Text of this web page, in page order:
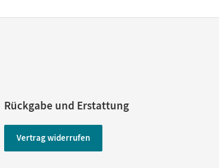
Rückgabe und Erstattung
Vertrag widerrufen